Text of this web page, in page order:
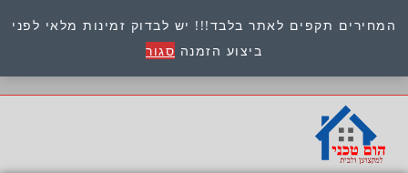
המחירים תקפים לאתר בלבד!!! יש לבדוק זמינות מלאי לפני
ביצוע הזמנה סגור
כתובת : היוזמים 9 אור יהודה שירות לקוחות 054-
8945722